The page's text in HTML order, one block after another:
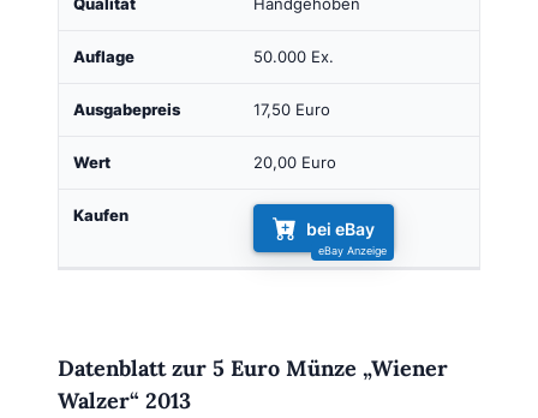
Handgehoben
50.000 Ex.
17,50 Euro
20,00 Euro
bei eBay
Datenblatt zur 5 Euro Münze „Wiener
Walzer“ 2013